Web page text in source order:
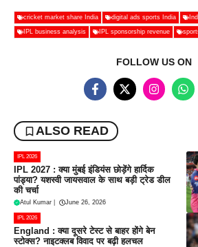
cricket market share India digital ads sports India
IPL business analysis IPL sponsorship revenue
FOLLOW US ON
ALSO READ
IPL 2026
IPL 2027 : क्या मुंबई इंडियंस छोड़ेंगे हार्दिक
पांड्या? यशस्वी जायसवाल के साथ बड़ी ट्रेड डील
की चर्चा
Atul Kumar June 26, 2026
IPL 2026
England : क्या दूसरे टेस्ट से बाहर होंगे बेन
स्टोक्स? नाइटक्लब विवाद पर बढ़ी हलचल